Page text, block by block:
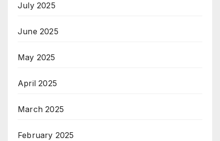
July 2025
June 2025
May 2025
April 2025
March 2025
February 2025